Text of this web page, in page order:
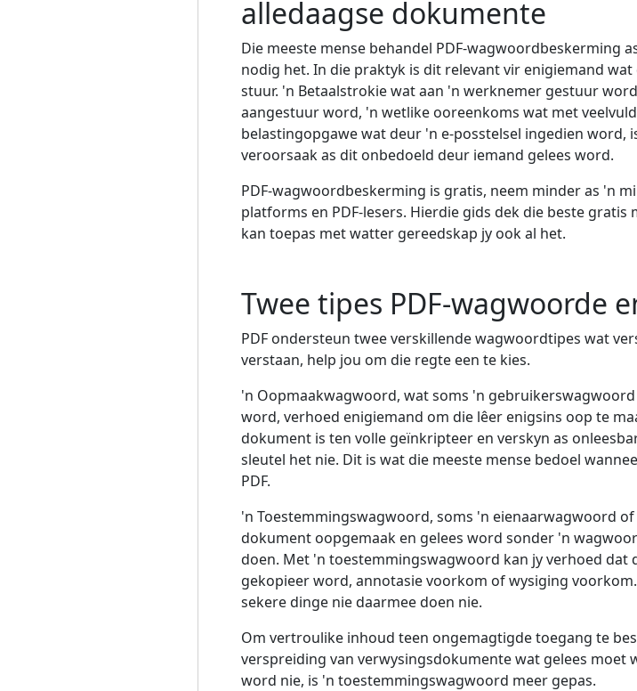
alledaagse dokumente
Die meeste mense behandel PDF-wagwoordbeskerming
nodig het. In die praktyk is dit relevant vir enigiemand
stuur. 'n Betaalstrokie wat aan 'n werknemer gestuur
aangestuur word, 'n wetlike ooreenkoms wat met
belastingopgawe wat deur 'n e-posstelsel ingedien word,
veroorsaak as dit onbedoeld deur iemand gelees word.
PDF-wagwoordbeskerming is gratis, neem minder as 'n
platforms en PDF-lesers. Hierdie gids dek die beste
kan toepas met watter gereedskap jy ook al het.
Twee tipes PDF-wagwoorde
PDF ondersteun twee verskillende wagwoordtipes wat
verstaan, help jou om die regte een te kies.
'n Oopmaakwagwoord, wat soms 'n
word, verhoed enigiemand om die lêer enigsins oop te
dokument is ten volle geïnkripteer en verskyn as
sleutel het nie. Dit is wat die meeste mense bedoel
PDF.
'n Toestemmingswagwoord, soms 'n eienaarwagwoord
dokument oopgemaak en gelees word sonder 'n
doen. Met 'n toestemmingswagwoord kan jy verhoed
gekopieer word, annotasie voorkom of wysiging
sekere dinge nie daarmee doen nie.
Om vertroulike inhoud teen ongemagtigde toegang te
verspreiding van verwysingsdokumente wat gelees
word nie, is 'n toestemmingswagwoord meer gepas.